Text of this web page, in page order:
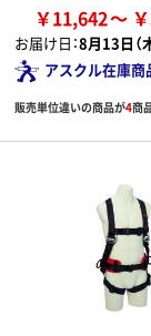
￥11,642
お届け日：8月13日（
アスクル在庫商
販売単位違いの商品が4商